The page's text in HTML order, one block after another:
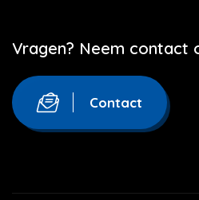
Vragen? Neem contact
Contact